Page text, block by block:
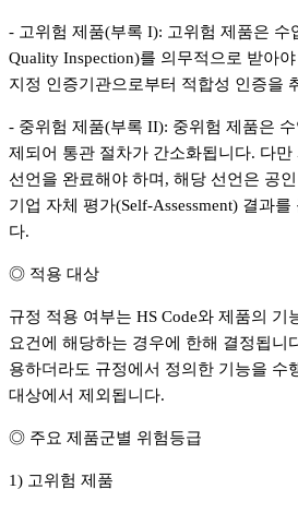
- 고위험 제품(부록 I): 고위험 제품은 수
Quality Inspection)를 의무적으로 받아
지정 인증기관으로부터 적합성 인증을
- 중위험 제품(부록 II): 중위험 제품은
제되어 통관 절차가 간소화됩니다. 다
선언을 완료해야 하며, 해당 선언은 공
기업 자체 평가(Self-Assessment) 결과
다.
◎ 적용 대상
규정 적용 여부는 HS Code와 제품의 기
요건에 해당하는 경우에 한해 결정됩니
용하더라도 규정에서 정의한 기능을 수
대상에서 제외됩니다.
◎ 주요 제품군별 위험등급
1) 고위험 제품